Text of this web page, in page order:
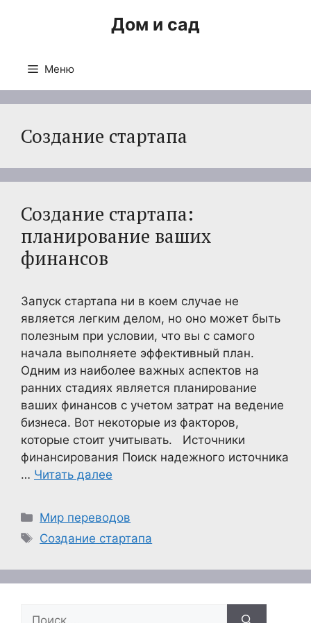
Дом и сад
Меню
Создание стартапа
Создание стартапа:
планирование ваших
финансов
Запуск стартапа ни в коем случае не
является легким делом, но оно может быть
полезным при условии, что вы с самого
начала выполняете эффективный план.
Одним из наиболее важных аспектов на
ранних стадиях является планирование
ваших финансов с учетом затрат на ведение
бизнеса. Вот некоторые из факторов,
которые стоит учитывать. Источники
финансирования Поиск надежного источника
… Читать далее
Рубрики
Мир переводов
Метки
Создание стартапа
Поиск: